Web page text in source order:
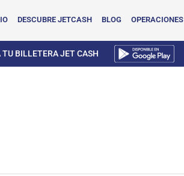
DESCUBRE JETCASH BLOG OPERACIONES
TU BILLETERA JET CASH